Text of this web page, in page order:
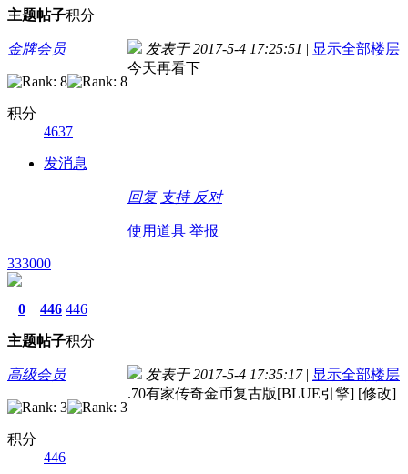
主题帖子积分
金牌会员
积分
4637
发消息
发表于 2017-5-4 17:25:51 | 显示全部楼层
今天再看下
回复 支持 反对
使用道具 举报
333000
0
主题
446
帖子
446
积分
高级会员
积分
446
发表于 2017-5-4 17:35:17 | 显示全部楼层
.70有家传奇金币复古版[BLUE引擎] [修改]